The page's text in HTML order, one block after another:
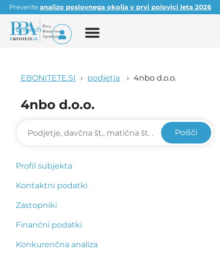
Preveriteanalizo poslovnega okolja v prvi polovici leta 2026
English
EBONITETE.SI podjetja 4nbo d.o.o.
4nbo d.o.o.
Poišči
Profil subjekta
Kontaktni podatki
Zastopniki
Finančni podatki
Konkurenčna analiza